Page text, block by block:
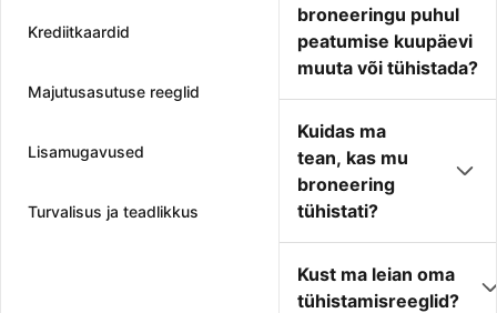
Krediitkaardid
Majutusasutuse reeglid
Lisamugavused
Turvalisus ja teadlikkus
broneeringu puhul
peatumise kuupäevi
muuta või tühistada?
Kuidas ma
tean, kas mu
broneering
tühistati?
Kust ma leian oma
tühistamisreeglid?